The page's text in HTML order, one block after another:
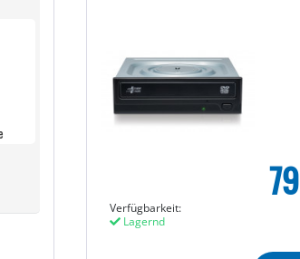
79
Verfügbarkeit:
Lagernd